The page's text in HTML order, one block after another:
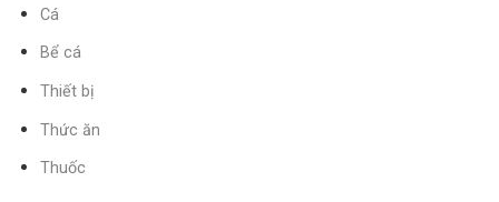
Cá
Bể cá
Thiết bị
Thức ăn
Thuốc